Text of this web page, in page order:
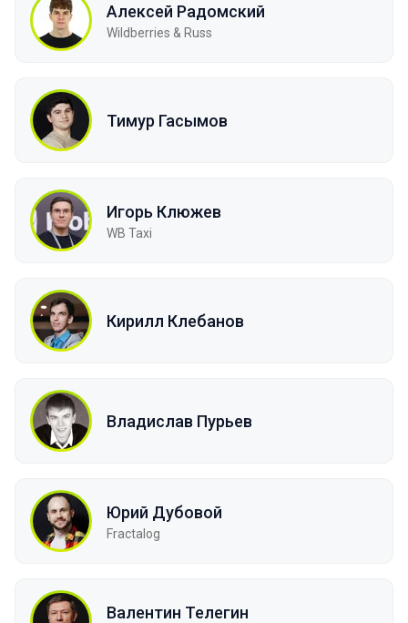
Алексей Радомский
Wildberries & Russ
Тимур Гасымов
Игорь Клюжев
WB Taxi
Кирилл Клебанов
Владислав Пурьев
Юрий Дубовой
Fractalog
Валентин Телегин